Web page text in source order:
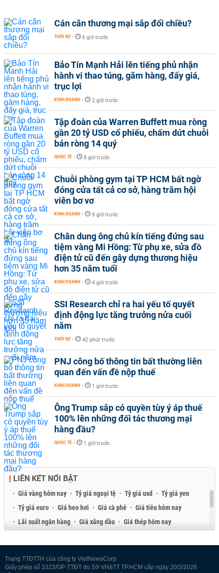
Cán cân thương mại sắp đổi chiều?
THỜI SỰ - 6 giờ trước
Bảo Tín Mạnh Hải lên tiếng phủ nhận
hành vi thao túng, găm hàng, đẩy giá,
trục lợi
KINH DOANH - 2 giờ trước
Tập đoàn của Warren Buffett mua ròng
gần 20 tỷ USD cổ phiếu, chấm dứt chuỗi
bán ròng 14 quý
QUỐC TẾ - 8 giờ trước
Chuỗi phòng gym tại TP HCM bất ngờ
đóng cửa tất cả cơ sở, hàng trăm hội
viên bơ vơ
KINH DOANH - 9 giờ trước
Chân dung ông chủ kín tiếng đứng sau
tiệm vàng Mi Hồng: Từ phụ xe, sửa đồ
điện tử cũ đến gây dựng thương hiệu
hơn 35 năm tuổi
KINH DOANH - 4 giờ trước
SSI Research chỉ ra hai yếu tố quyết
định động lực tăng trưởng nửa cuối
năm
THỜI SỰ - 42 phút trước
PNJ công bố thông tin bất thường liên
quan đến vấn đề nộp thuế
KINH DOANH - 1 giờ trước
Ông Trump sắp có quyền tùy ý áp thuế
100% lên những đối tác thương mại
hàng đầu?
QUỐC TẾ - 1 giờ trước
LIÊN KẾT NỔI BẬT
Giá vàng hôm nay Tỷ giá ngoại tệ Tỷ giá usd
Tỷ giá yen
Tỷ giá euro
Giá heo hơi Giá cà phê
Giá tiêu hôm nay
Lãi suất ngân hàng
Giá xăng dầu
Giá thép hôm nay
Trang TTĐTTH của công ty VietNewsCorp
Giấy phép số 3323/GP-TTĐT do Sở VH&TT TP.HCM cấp ngày 20/3/2026